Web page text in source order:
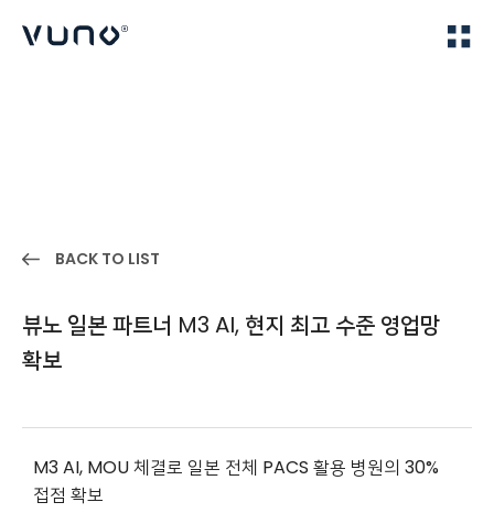
BACK TO LIST
뷰노 일본 파트너 M3 AI, 현지 최고 수준 영업망
확보
M3 AI, MOU체결로 일본 전체 PACS 활용 병원의 30%
접점 확보